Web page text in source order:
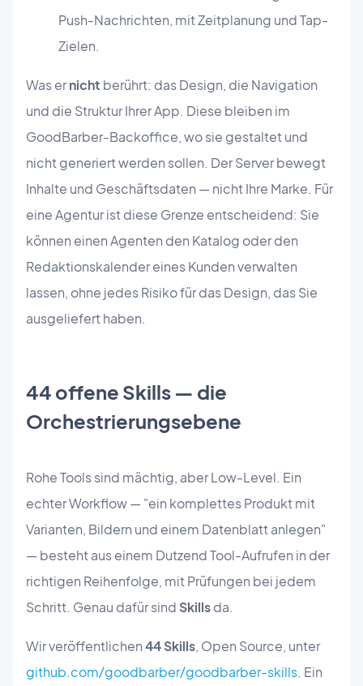
Push-Nachrichten, mit Zeitplanung und Tap-
Zielen.
Was ernicht berührt: das Design, die Navigation
und die Struktur Ihrer App. Diese bleiben im
GoodBarber-Backoffice, wo sie gestaltet und
nicht generiert werden sollen. Der Server bewegt
Inhalte und Geschäftsdaten — nicht Ihre Marke. Für
eine Agentur ist diese Grenze entscheidend: Sie
können einen Agenten den Katalog oder den
Redaktionskalender eines Kunden verwalten
lassen, ohne jedes Risiko für das Design, das Sie
ausgeliefert haben.
44 offene Skills — die
Orchestrierungsebene
Rohe Tools sind mächtig, aber Low-Level. Ein
echter Workflow — "ein komplettes Produkt mit
Varianten, Bildern und einem Datenblatt anlegen"
— besteht aus einem Dutzend Tool-Aufrufen in der
richtigen Reihenfolge, mit Prüfungen bei jedem
Schritt. Genau dafür sind Skillsda.
Wir veröffentlichen44 Skills, Open Source, unter
github.com/goodbarber/goodbarber-skills. Ein